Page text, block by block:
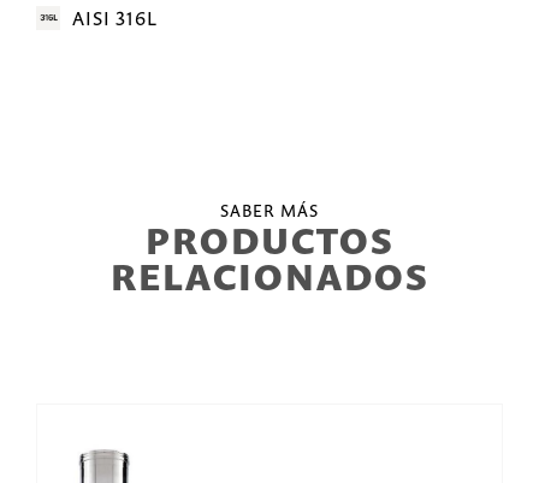
AISI 316L
SABER MÁS
PRODUCTOS
RELACIONADOS